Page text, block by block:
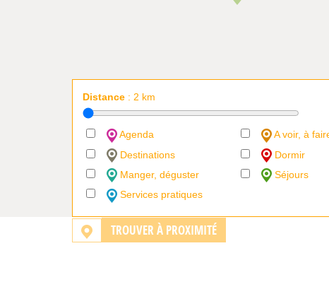
TROUVER À PROXIMITÉ
Distance : 2 km
Agenda
A voir, à
Destinations
Dormir
Manger, déguster
Séjours
Services pratiques